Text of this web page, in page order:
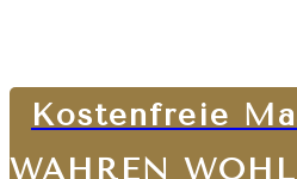
Kostenfreie
WAHREN